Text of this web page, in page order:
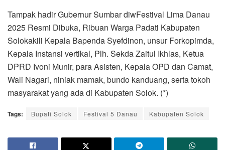
Tampak hadir Gubernur Sumbar diwFestival Lima Danau
2025 Resmi Dibuka, Ribuan Warga Padati Kabupaten
Solokakili Kepala Bapenda Syefdinon, unsur Forkopimda,
Kepala Instansi vertikal, Plh. Sekda Zaitul Ikhlas, Ketua
DPRD Ivoni Munir, para Asisten, Kepala OPD dan Camat,
Wali Nagari, niniak mamak, bundo kanduang, serta tokoh
masyarakat yang ada di Kabupaten Solok. (*)
Tags: Bupati Solok Festival 5 Danau Kabupaten Solok